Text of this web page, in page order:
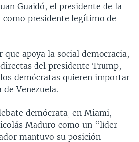
Guaidó, el presidente de la
como presidente legítimo de
que apoya la social democracia,
del presidente Trump,
demócratas quieren importar
Venezuela.
demócrata, en Miami,
Maduro como un “líder
mantuvo su posición